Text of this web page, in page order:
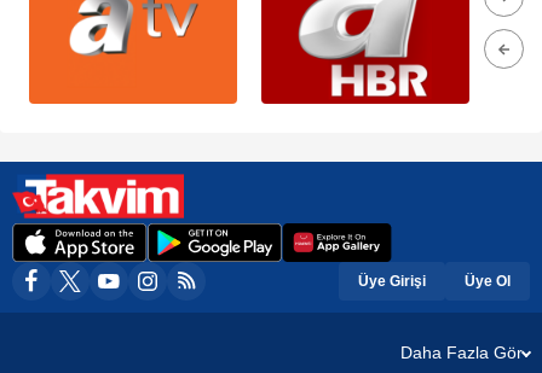
Üye Girişi Üye Ol
Daha Fazla Gör